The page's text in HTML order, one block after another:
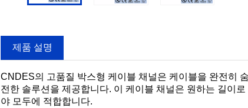
제품 설명
CNDES의 고품질 박스형 케이블 채널은 케이블을 완전히
전한 솔루션을 제공합니다. 이 케이블 채널은 원하는 길이
야 모두에 적합합니다.